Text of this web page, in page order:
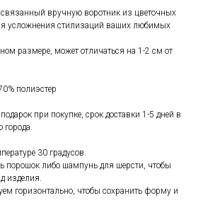
вручную воротник из цветочных
усложнения стилизаций ваших любимых
размере, может отличаться на 1-2 см от
полиэстер
при покупке, срок доставки 1-5 дней в
города.
30 градусов.
порошок либо шампунь для шерсти, чтобы
изделия.
горизонтально, чтобы сохранить форму и